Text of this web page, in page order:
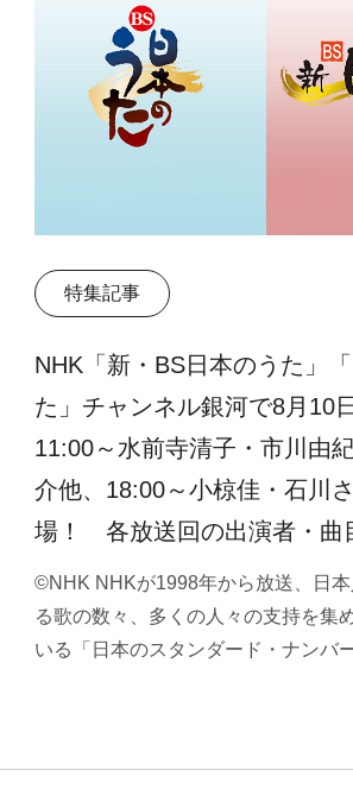
特集記事
NHK「新・BS日本のうた」
た」チャンネル銀河で8月10
11:00～水前寺清子・市川由
介他、18:00～小椋佳・石川
場！ 各放送回の出演者・曲
©NHK NHKが1998年から放送、日
る歌の数々、多くの人々の支持を集
いる「日本のスタンダード・ナンバ